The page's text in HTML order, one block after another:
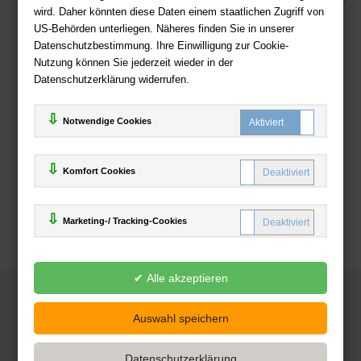
wird. Daher könnten diese Daten einem staatlichen Zugriff von
US-Behörden unterliegen. Näheres finden Sie in unserer
Datenschutzbestimmung. Ihre Einwilligung zur Cookie-
Nutzung können Sie jederzeit wieder in der
Datenschutzerklärung widerrufen.
Notwendige Cookies
Komfort Cookies
Marketing-/ Tracking-Cookies
Zahlweisen
Deutsche-Buchhandlung.de
www.deutsche-buchhandlung.de ist ein Angebot der
Handelsgesellschaft mbH
Powered by Inooga